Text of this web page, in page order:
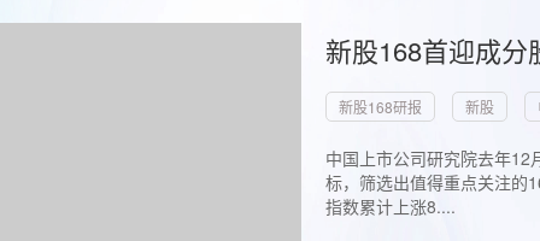
新股168首迎成
新股168研报 新股
中国上市公司研究院去年
标，筛选出值得重点关注的
指数累计上涨8....